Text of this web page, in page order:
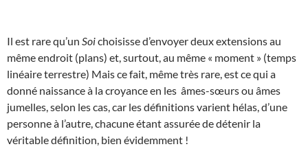
Il est rare qu’un Soichoisisse d’envoyer deux extensions au
même endroit (plans) et, surtout, au même « moment » (temps
linéaire terrestre) Mais ce fait, même très rare, est ce qui a
donné naissance à la croyance en les âmes-sœurs ou âmes
jumelles, selon les cas, car les définitions varient hélas, d’une
personne à l’autre, chacune étant assurée de détenir la
véritable définition, bien évidemment !